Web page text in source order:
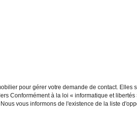
pour gérer votre demande de contact. Elles
Conformément à la loi « informatique et
vous informons de l'existence de la liste